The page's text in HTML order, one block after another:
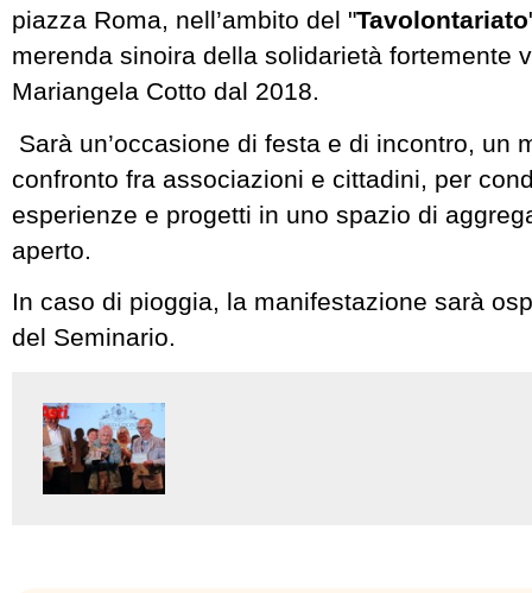
piazza Roma, nell’ambito del "Tavolontariato
merenda sinoira della solidarietà fortemente
Mariangela Cotto dal 2018.
Sarà un’occasione di festa e di incontro, un
confronto fra associazioni e cittadini, per
esperienze e progetti in uno spazio di
aperto.
In caso di pioggia, la manifestazione sarà
del Seminario.